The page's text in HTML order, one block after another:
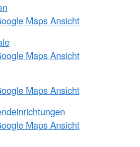
Maps Ansicht
Maps Ansicht
Maps Ansicht
Maps Ansicht